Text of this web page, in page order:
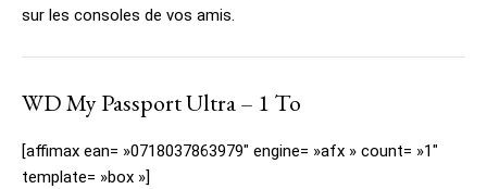
sur les consoles de vos amis.
WD My Passport Ultra – 1 To
[affimax ean= »0718037863979″ engine= »afx » count= »1″
template= »box »]